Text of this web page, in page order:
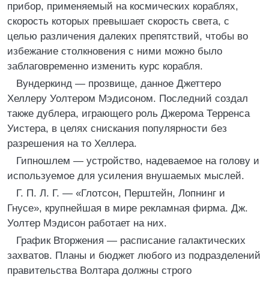
прибор, применяемый на космических кораблях,
скорость которых превышает скорость света, с
целью различения далеких препятствий, чтобы во
избежание столкновения с ними можно было
заблаговременно изменить курс корабля.
Вундеркинд — прозвище, данное Джеттеро
Хеллеру Уолтером Мэдисоном. Последний создал
также дублера, играющего роль Джерома Терренса
Уистера, в целях снискания популярности без
разрешения на то Хеллера.
Гипношлем — устройство, надеваемое на голову и
используемое для усиления внушаемых мыслей.
Г. П. Л. Г. — «Глотсон, Перштейн, Лопнинг и
Гнусе», крупнейшая в мире рекламная фирма. Дж.
Уолтер Мэдисон работает на них.
График Вторжения — расписание галактических
захватов. Планы и бюджет любого из подразделений
правительства Волтара должны строго